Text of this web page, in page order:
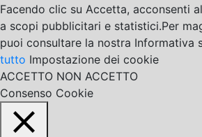
Facendo clic su Accetta, acconsenti
a scopi pubblicitari e statistici.Per
puoi consultare la nostra Informativa
tutto Impostazione dei cookie
ACCETTO NON ACCETTO
Consenso Cookie